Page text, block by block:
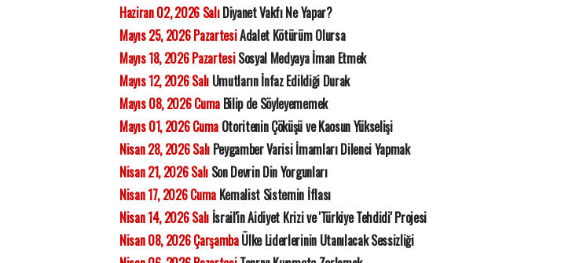
Haziran 02, 2026 SalıDiyanet Vakfı Ne Yapar?
Mayıs 25, 2026 PazartesiAdalet Kötürüm Olursa
Mayıs 18, 2026 PazartesiSosyal Medyaya İman Etmek
Mayıs 12, 2026 SalıUmutların İnfaz Edildiği Durak
Mayıs 08, 2026 CumaBilip de Söyleyememek
Mayıs 01, 2026 CumaOtoritenin Çöküşü ve Kaosun Yükselişi
Nisan 28, 2026 SalıPeygamber Varisi İmamları Dilenci Yapmak
Nisan 21, 2026 SalıSon Devrin Din Yorgunları
Nisan 17, 2026 CumaKemalist Sistemin İflası
Nisan 14, 2026 Salıİsrail'in Aidiyet Krizi ve 'Türkiye Tehdidi' Projesi
Nisan 08, 2026 ÇarşambaÜlke Liderlerinin Utanılacak Sessizliği